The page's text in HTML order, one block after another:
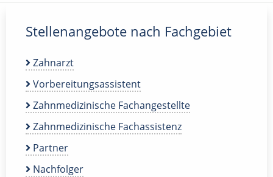
Stellenangebote nach Fachgebiet
Zahnarzt
Vorbereitungsassistent
Zahnmedizinische Fachangestellte
Zahnmedizinische Fachassistenz
Partner
Nachfolger